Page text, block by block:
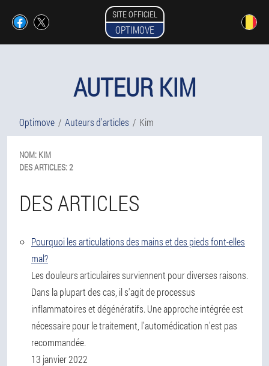
SITE OFFICIEL
OPTIMOVE
AUTEUR KIM
Optimove Auteurs d'articles Kim
NOM: KIM
DES ARTICLES:2
DES ARTICLES
Pourquoi les articulations des mains et des pieds font-elles
mal?
Les douleurs articulaires surviennent pour diverses raisons.
Dans la plupart des cas, il s'agit de processus
inflammatoires et dégénératifs. Une approche intégrée est
nécessaire pour le traitement, l'automédication n'est pas
recommandée.
13 janvier 2022